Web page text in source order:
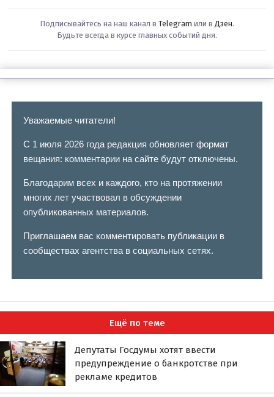
Подписывайтесь на наш канал в Telegram или в Дзен.
Будьте всегда в курсе главных событий дня.
Уважаемые читатели!
С 1 июля 2026 года редакция обновляет формат
вещания: комментарии на сайте будут отключены.
Благодарим всех и каждого, кто на протяжении
многих лет участвовал в обсуждении
опубликованных материалов.
Приглашаем вас комментировать публикации в
сообществах агентства в социальных сетях.
Ещё по теме
Депутаты Госдумы хотят ввести
предупреждение о банкротстве при
рекламе кредитов